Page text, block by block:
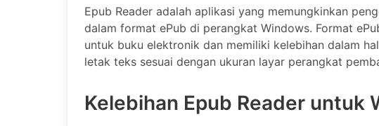
Epub Reader adalah aplikasi yang memungkinkan
dalam format ePub di perangkat Windows. Format
untuk buku elektronik dan memiliki kelebihan dalam
letak teks sesuai dengan ukuran layar perangkat
Kelebihan Epub Reader untuk